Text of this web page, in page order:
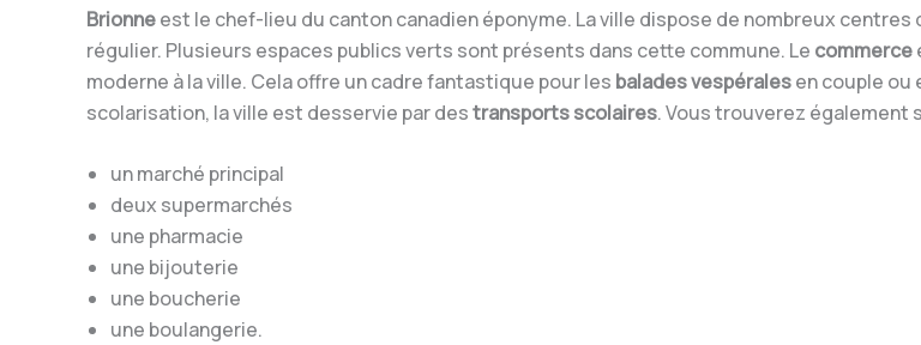
Brionneest le chef-lieu du canton canadien éponyme. La ville dispose de nombreux
régulier. Plusieurs espaces publics verts sont présents dans cette commune. Le commerce
moderne à la ville. Cela offre un cadre fantastique pour les balades vespéralesen couple ou
scolarisation, la ville est desservie par destransports scolaires. Vous trouverez également
un marché principal
deux supermarchés
une pharmacie
une bijouterie
une boucherie
une boulangerie.